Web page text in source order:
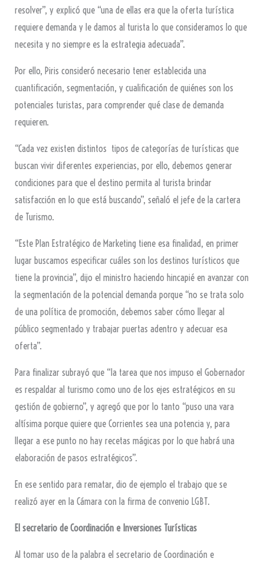
resolver”, y explicó que “una de ellas era que la oferta turística
requiere demanda y le damos al turista lo que consideramos lo que
necesita y no siempre es la estrategia adecuada”.
Por ello, Piris consideró necesario tener establecida una
cuantificación, segmentación, y cualificación de quiénes son los
potenciales turistas, para comprender qué clase de demanda
requieren.
“Cada vez existen distintos tipos de categorías de turísticas que
buscan vivir diferentes experiencias, por ello, debemos generar
condiciones para que el destino permita al turista brindar
satisfacción en lo que está buscando”, señaló el jefe de la cartera
de Turismo.
“Este Plan Estratégico de Marketing tiene esa finalidad, en primer
lugar buscamos especificar cuáles son los destinos turísticos que
tiene la provincia”, dijo el ministro haciendo hincapié en avanzar con
la segmentación de la potencial demanda porque “no se trata solo
de una política de promoción, debemos saber cómo llegar al
público segmentado y trabajar puertas adentro y adecuar esa
oferta”.
Para finalizar subrayó que “la tarea que nos impuso el Gobernador
es respaldar al turismo como uno de los ejes estratégicos en su
gestión de gobierno”, y agregó que por lo tanto “puso una vara
altísima porque quiere que Corrientes sea una potencia y, para
llegar a ese punto no hay recetas mágicas por lo que habrá una
elaboración de pasos estratégicos”.
En ese sentido para rematar, dio de ejemplo el trabajo que se
realizó ayer en la Cámara con la firma de convenio LGBT.
El secretario de Coordinación e Inversiones Turísticas
Al tomar uso de la palabra el secretario de Coordinación e